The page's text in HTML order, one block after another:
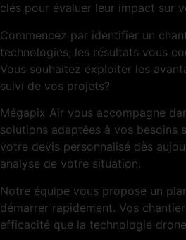
clés pour évaluer leur impact sur
Commencez par identifier un
technologies, les résultats vous
Vous souhaitez exploiter les
suivi de vos projets?
Mégapix Air vous accompagne
solutions adaptées à vos besoins
votre devis personnalisé dès
analyse de votre situation.
Notre équipe vous propose un
démarrer rapidement. Vos
efficacité que la technologie